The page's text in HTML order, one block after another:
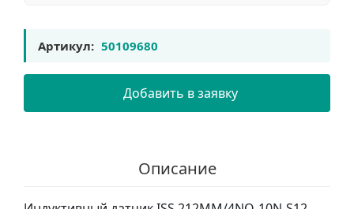
Артикул: 50109680
Добавить в заявку
Описание